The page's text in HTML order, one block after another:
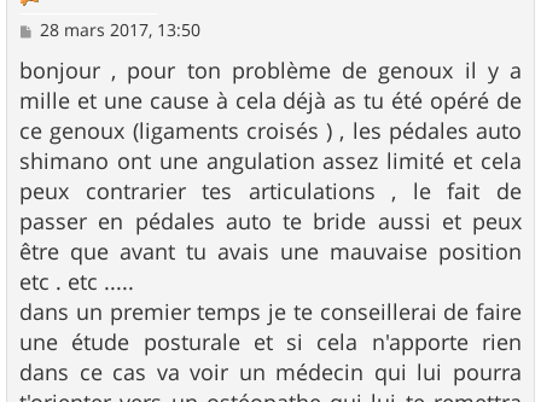
M
s
s
a
g
e
28 mars 2017, 13:50
bonjour , pour ton problème de genoux il y a
mille et une cause à cela déjà as tu été opéré de
ce genoux (ligaments croisés ) , les pédales auto
shimano ont une angulation assez limité et cela
peux contrarier tes articulations , le fait de
passer en pédales auto te bride aussi et peux
être que avant tu avais une mauvaise position
etc . etc .....
dans un premier temps je te conseillerai de faire
une étude posturale et si cela n'apporte rien
dans ce cas va voir un médecin qui lui pourra